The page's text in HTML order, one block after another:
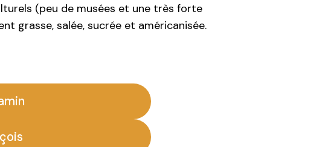
(peu de musées et une très forte
grasse, salée, sucrée et américanisée.